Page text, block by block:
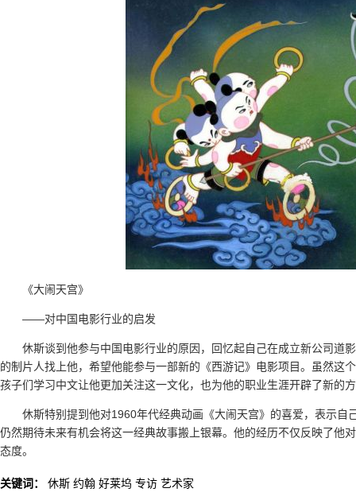
《大闹天宫》
——对中国电影行业的启发
休斯谈到他参与中国电影行业的原因，回忆起自己在成立新公司道
的制片人找上他，希望他能参与一部新的《西游记》电影项目。虽然这
孩子们学习中文让他更加关注这一文化，也为他的职业生涯开辟了新的
休斯特别提到他对1960年代经典动画《大闹天宫》的喜爱，表示
仍然期待未来有机会将这一经典故事搬上银幕。他的经历不仅反映了他
态度。
关键词： 休斯 约翰 好莱坞 专访 艺术家